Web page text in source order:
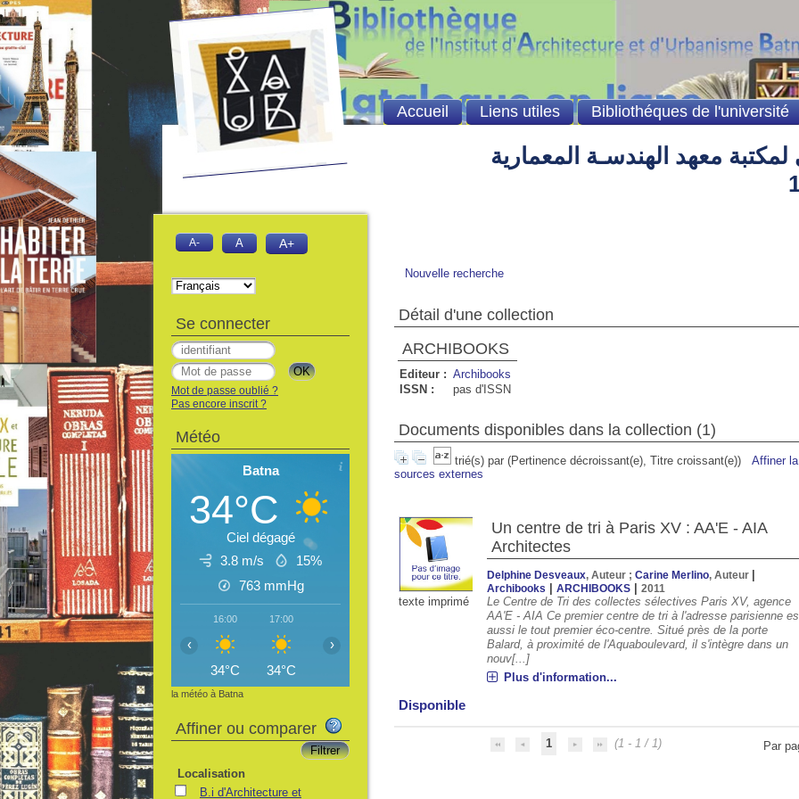
لمكتبة معهد الهندسـة المعمارية
Nouvelle recherche
Détail d'une collection
ARCHIBOOKS
Editeur : Archibooks
ISSN :
pas d'ISSN
Documents disponibles dans la collection (1)
trié(s) par (Pertinence décroissant(e), Titre croissant(e)) Affiner
sources externes
texte imprimé
Un centre de tri à Paris XV : AA'E - AIA
Architectes
Delphine Desveaux, Auteur ;Carine Merlino, Auteur
Archibooks |ARCHIBOOKS |2011
Le Centre de Tri des collectes sélectives Paris XV, agence
AA'E - AIA Ce premier centre de tri à l'adresse parisienne
aussi le tout premier éco-centre. Situé près de la porte
Balard, à proximité de l'Aquaboulevard, il s'intègre dans un
nouv[...]
Plus d'information...
Disponible
1 (1 - 1 / 1) Par
Accueil Liens utiles Bibliothéques de l'université
A- A A+
Se connecter
Mot de passe oublié ?
Pas encore inscrit ?
Météo
Batna
34°C
Ciel dégagé
3.8 m/s
15%
763 mmHg
16:00
34°C
17:00
34°C
21:00
27°C
22:00
26°C
23:00 00:00 01:00 02:00
‹ ›
la météo à Batna
Affiner ou comparer
Localisation
B.i d'Architecture et